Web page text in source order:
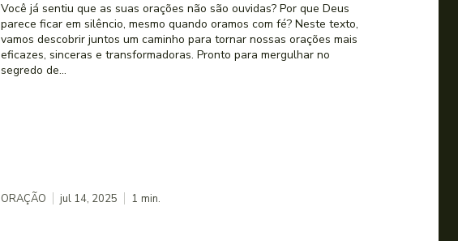
Você já sentiu que as suas orações não são ouvidas? Por que Deus
parece ficar em silêncio, mesmo quando oramos com fé? Neste texto,
vamos descobrir juntos um caminho para tornar nossas orações mais
eficazes, sinceras e transformadoras. Pronto para mergulhar no
segredo de...
ORAÇÃO jul 14, 2025 1 min.